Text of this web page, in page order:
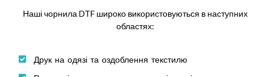
Наші чорнила DTF широко використовуються в наступних
областях:
Друк на одязі та оздоблення текстилю